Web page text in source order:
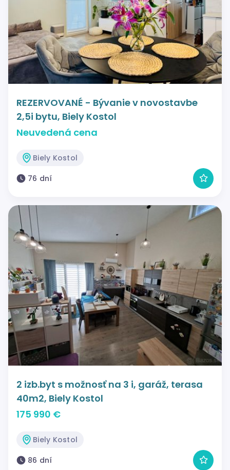
REZERVOVANÉ - Bývanie v novostavbe
2,5i bytu, Biely Kostol
Neuvedená cena
Biely Kostol
76 dní
2 izb.byt s možnosť na 3 i, garáž, terasa
40m2, Biely Kostol
175 990 €
Biely Kostol
86 dní